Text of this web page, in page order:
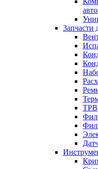
Запчасти
ТРВ